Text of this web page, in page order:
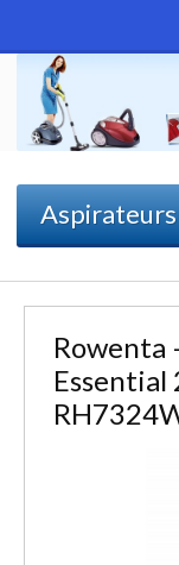
Rowenta
Essential